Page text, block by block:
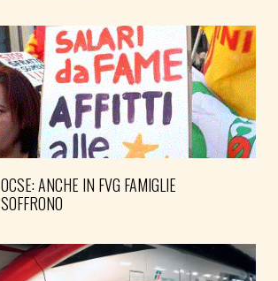
OCSE: ANCHE IN FVG FAMIGLIE
SOFFRONO